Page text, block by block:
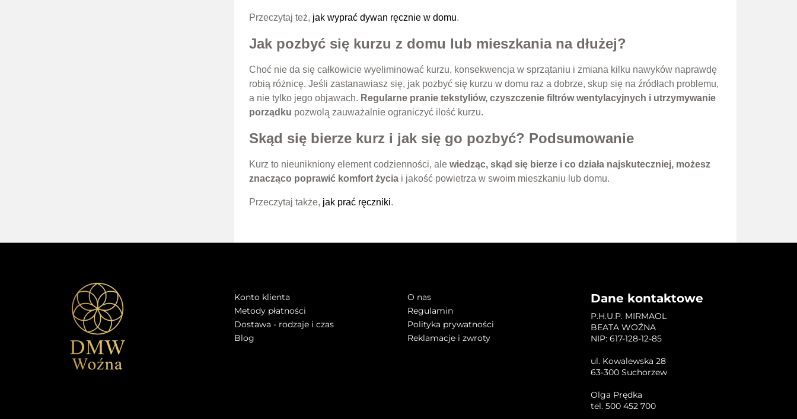
Przeczytaj też, jak wyprać dywan ręcznie w domu.
Jak pozbyć się kurzu z domu lub mieszkania na dłużej?
Choć nie da się całkowicie wyeliminować kurzu, konsekwencja w sprzątaniu i zmiana kilku nawyków naprawdę
robią różnicę. Jeśli zastanawiasz się, jak pozbyć się kurzu w domu raz a dobrze, skup się na źródłach problemu,
a nie tylko jego objawach. Regularne pranie tekstyliów, czyszczenie filtrów wentylacyjnych i utrzymywanie
porządku pozwolą zauważalnie ograniczyć ilość kurzu.
Skąd się bierze kurz i jak się go pozbyć? Podsumowanie
Kurz to nieunikniony element codzienności, ale wiedząc, skąd się bierze i co działa najskuteczniej, możesz
znacząco poprawić komfort życiai jakość powietrza w swoim mieszkaniu lub domu.
Przeczytaj także, jak prać ręczniki.
Konto klienta
Metody płatności
Dostawa - rodzaje i czas
Blog
O nas
Regulamin
Polityka prywatności
Reklamacje i zwroty
Dane kontaktowe
P.H.U.P. MIRMAOL
BEATA WOŹNA
NIP: 617-128-12-85
ul. Kowalewska 28
63-300 Suchorzew
Olga Prędka
tel. 500 452 700